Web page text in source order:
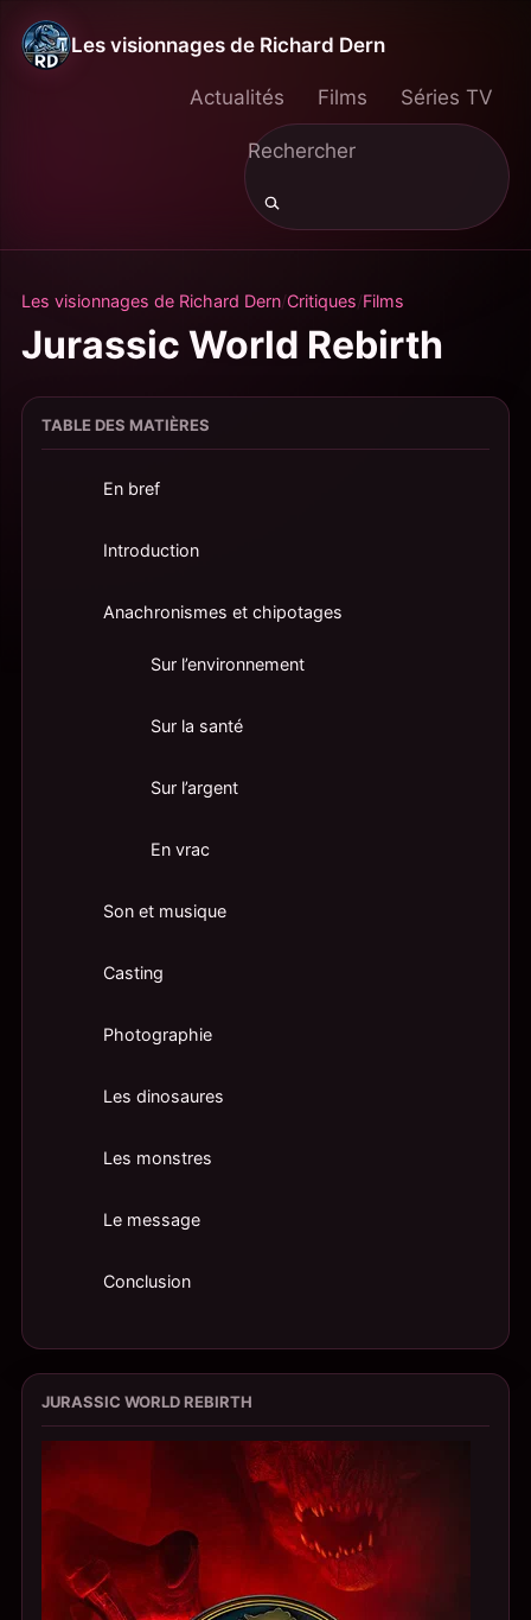
Les visionnages de Richard Dern
Actualités Films Séries TV
Les visionnages de Richard Dern Critiques Films
Jurassic World Rebirth
TABLE DES MATIÈRES
En bref
Introduction
Anachronismes et chipotages
Sur l’environnement
Sur la santé
Sur l’argent
En vrac
Son et musique
Casting
Photographie
Les dinosaures
Les monstres
Le message
Conclusion
JURASSIC WORLD REBIRTH